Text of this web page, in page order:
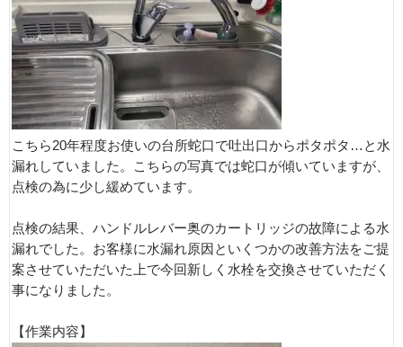
こちら20年程度お使いの台所蛇口で吐出口からポタポタ…と水
漏れしていました。こちらの写真では蛇口が傾いていますが、
点検の為に少し緩めています。
点検の結果、ハンドルレバー奥のカートリッジの故障による水
漏れでした。お客様に水漏れ原因といくつかの改善方法をご提
案させていただいた上で今回新しく水栓を交換させていただく
事になりました。
【作業内容】